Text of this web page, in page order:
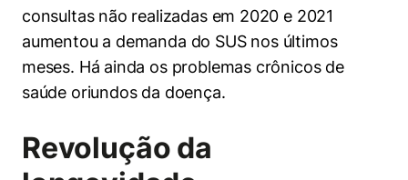
consultas não realizadas em 2020 e 2021
aumentou a demanda do SUS nos últimos
meses. Há ainda os problemas crônicos de
saúde oriundos da doença.
Revolução da